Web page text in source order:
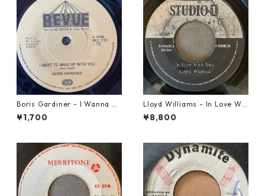
Boris Gardiner - I Wanna W
ake Up With You【7-2192
4】
¥1,700
Lloyd Williams - In Love Wit
h You【7-21917】
¥8,800